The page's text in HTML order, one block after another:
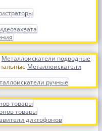
Металлоискатели подводные
Металлоискатели
ручные
товары
товары
диктофонов